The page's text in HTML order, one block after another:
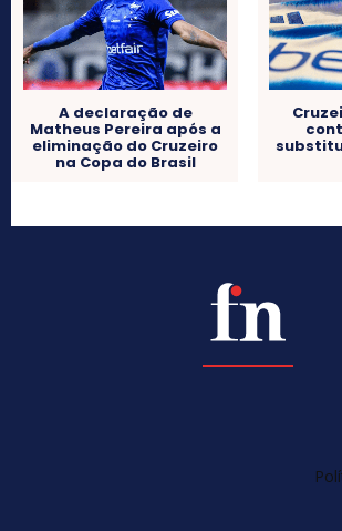
A declaração de
Matheus Pereira após a
eliminação do Cruzeiro
na Copa do Brasil